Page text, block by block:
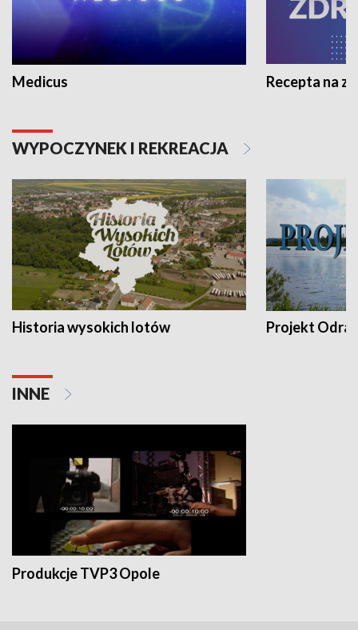
Medicus Recepta na
WYPOCZYNEK I REKREACJA
Historia wysokich lotów Projekt Odra
INNE
Produkcje TVP3 Opole